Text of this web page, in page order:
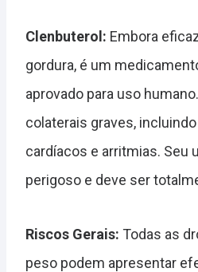
Clenbuterol: Embora
gordura, é um
aprovado para uso
colaterais graves,
cardíacos e arritmias. Seu
perigoso e deve ser
Riscos Gerais: Todas as
peso podem apresentar